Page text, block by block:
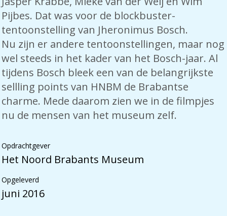
Pijbes. Dat was voor de blockbuster-
tentoonstelling van Jheronimus Bosch.
Nu zijn er andere tentoonstellingen, maar nog
wel steeds in het kader van het Bosch-jaar. Al
tijdens Bosch bleek een van de belangrijkste
sellling points van HNBM de Brabantse
charme. Mede daarom zien we in de filmpjes
nu de mensen van het museum zelf.
Opdrachtgever
Het Noord Brabants Museum
Opgeleverd
juni 2016